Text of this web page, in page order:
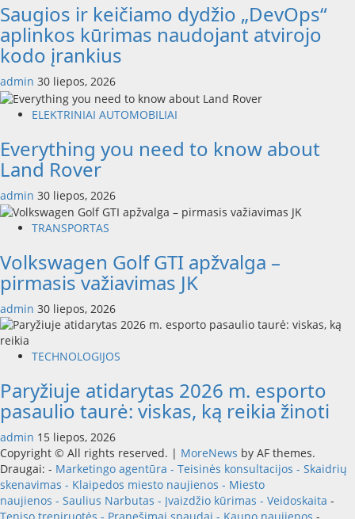
Saugios ir keičiamo dydžio „DevOps“
aplinkos kūrimas naudojant atvirojo
kodo įrankius
admin 30 liepos, 2026
ELEKTRINIAI AUTOMOBILIAI
Everything you need to know about
Land Rover
admin 30 liepos, 2026
TRANSPORTAS
Volkswagen Golf GTI apžvalga –
pirmasis važiavimas JK
admin 30 liepos, 2026
TECHNOLOGIJOS
Paryžiuje atidarytas 2026 m. esporto
pasaulio taurė: viskas, ką reikia žinoti
admin 15 liepos, 2026
Copyright © All rights reserved. | MoreNews by AF themes.
Draugai: - Marketingo agentūra - Teisinės konsultacijos - Skaidrių
skenavimas - Klaipedos miesto naujienos - Miesto
naujienos - Saulius Narbutas - Įvaizdžio kūrimas - Veidoskaita -